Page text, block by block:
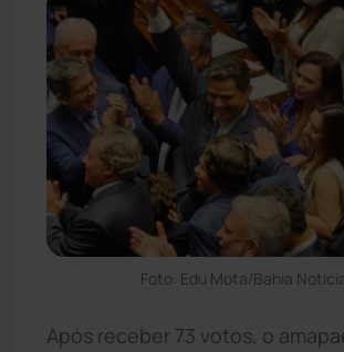
Foto: Edu Mota/Bahia
Após receber 73 votos, o